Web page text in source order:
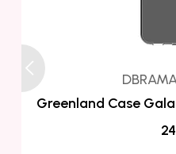
Greenland Case